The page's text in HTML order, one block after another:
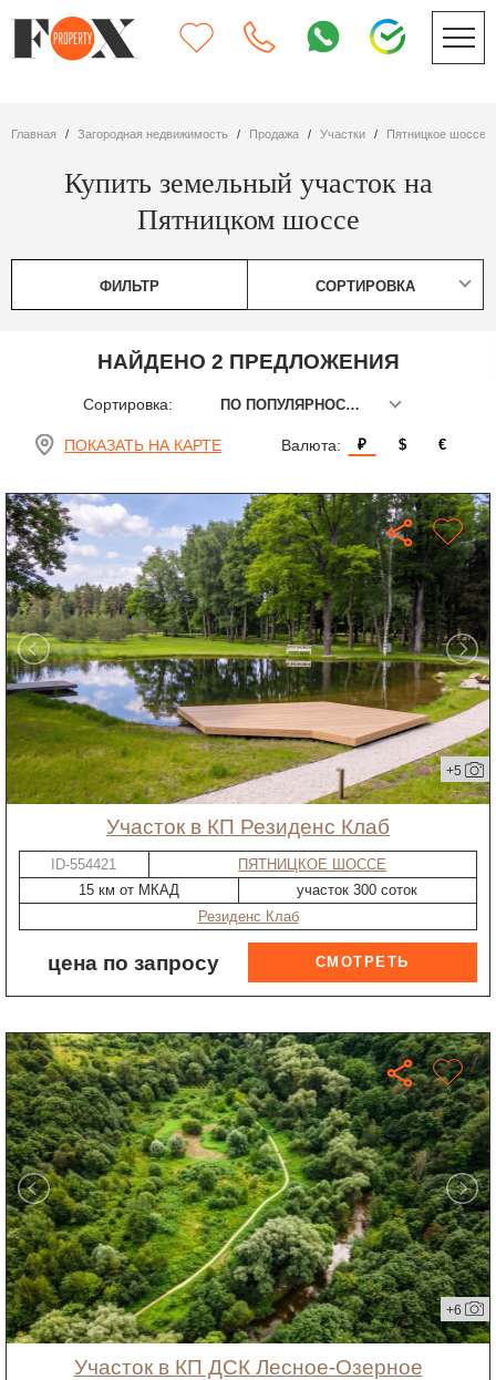
Главная Загородная недвижимость Продажа участки Пятницкое шоссе
Купить земельный участок на
Пятницком шоссе
ФИЛЬТР СОРТИРОВКА
НАЙДЕНО 2 ПРЕДЛОЖЕНИЯ
Сортировка: ПО ПОПУЛЯРНОСТИ
ПОКАЗАТЬ НА КАРТЕ Валюта: ₽ $ €
+5
участок в КП Резиденс Клаб
ID-554421
ПЯТНИЦКОЕ ШОССЕ
15 км от МКАД
участок 300 соток
Резиденс Клаб
цена по запросу
+6
участок в КП ДСК Лесное-Озерное